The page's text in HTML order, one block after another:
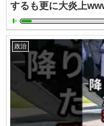
するも更に大炎上
政治